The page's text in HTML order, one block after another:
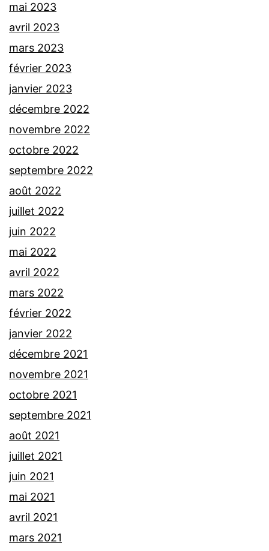
mai 2023
avril 2023
mars 2023
février 2023
janvier 2023
décembre 2022
novembre 2022
octobre 2022
septembre 2022
août 2022
juillet 2022
juin 2022
mai 2022
avril 2022
mars 2022
février 2022
janvier 2022
décembre 2021
novembre 2021
octobre 2021
septembre 2021
août 2021
juillet 2021
juin 2021
mai 2021
avril 2021
mars 2021